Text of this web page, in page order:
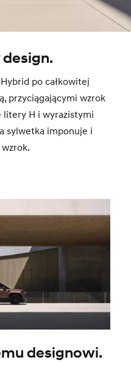
po całkowitej
przyciągającymi wzrok
litery H i wyrazistymi
sylwetka imponuje i
designowi.